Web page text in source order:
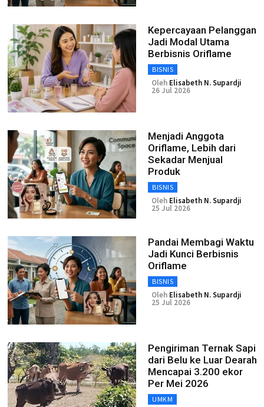
Kepercayaan Pelanggan
Jadi Modal Utama
Berbisnis Oriflame
BISNIS
Oleh Elisabeth N. Supardji
26 Jul 2026
Menjadi Anggota
Oriflame, Lebih dari
Sekadar Menjual
Produk
BISNIS
Oleh Elisabeth N. Supardji
25 Jul 2026
Pandai Membagi Waktu
Jadi Kunci Berbisnis
Oriflame
BISNIS
Oleh Elisabeth N. Supardji
25 Jul 2026
Pengiriman Ternak Sapi
dari Belu ke Luar Dearah
Mencapai 3.200 ekor
Per Mei 2026
UMKM